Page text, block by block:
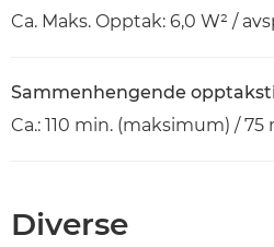
Ca. Maks. Opptak: 6,0 W² /
Sammenhengende
Ca.: 110 min. (maksimum) / 75
Diverse